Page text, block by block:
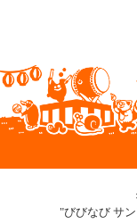
"びびなび サ